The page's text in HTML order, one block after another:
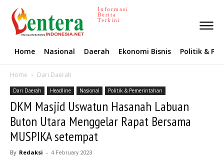
Informasi
Berita
Terkini
Home Nasional Daerah Ekonomi Bisnis Politik &
Home Dari Daerah
Dari Daerah Headline Nasional Politik & Pemerintahan
DKM Masjid Uswatun Hasanah Labuan
Buton Utara Menggelar Rapat Bersama
MUSPIKA setempat
By Redaksi - 4 February 2023